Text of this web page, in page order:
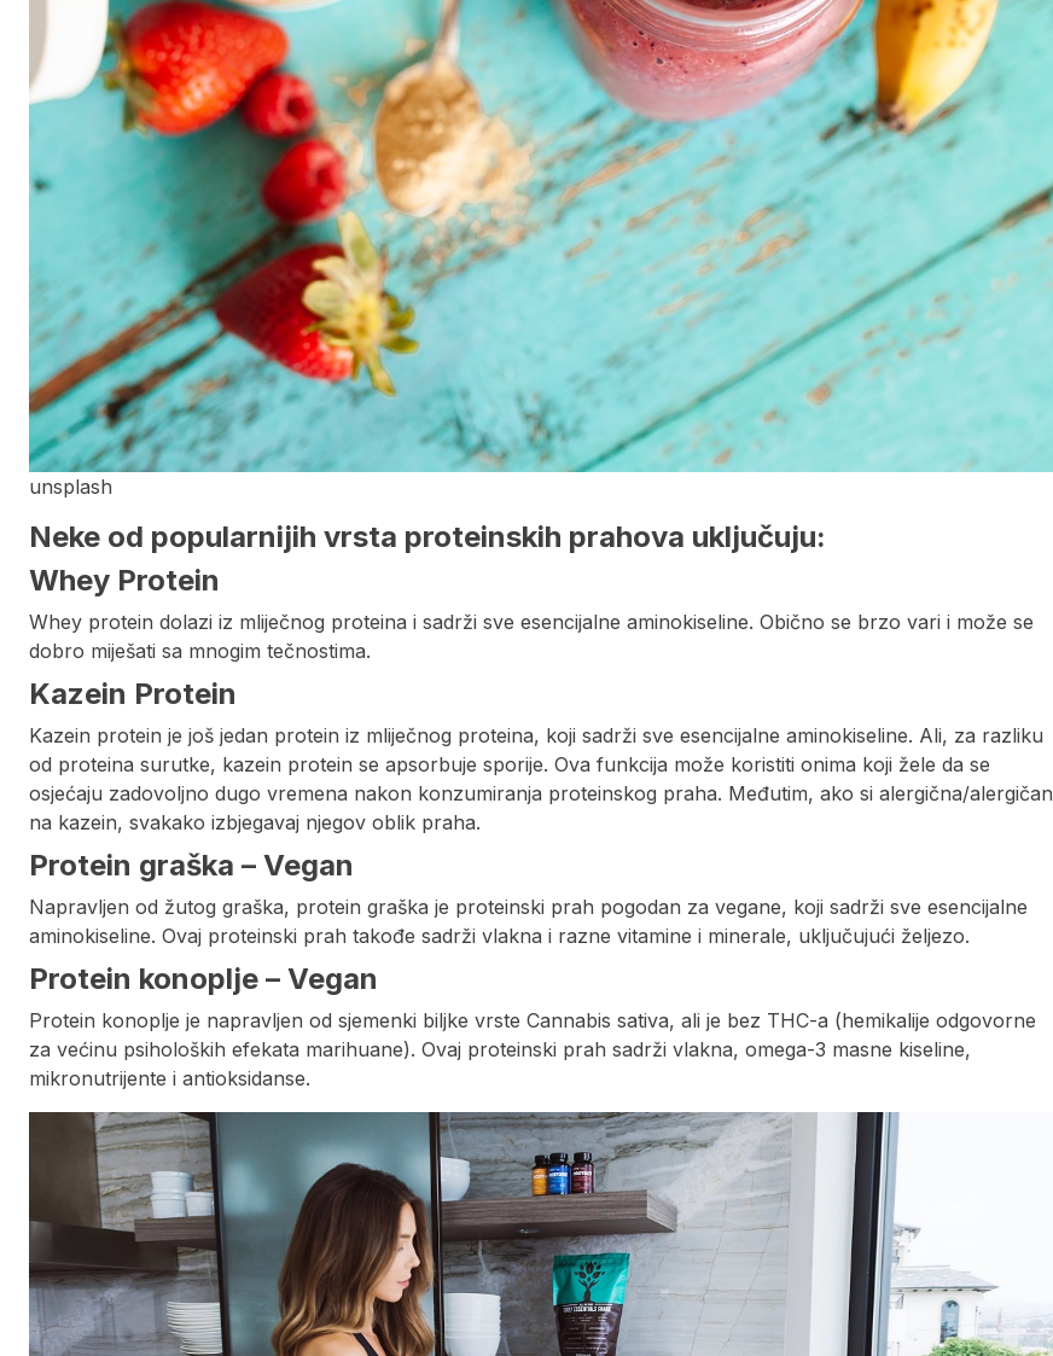
unsplash
Neke od popularnijih vrsta proteinskih prahova uključuju:
Whey Protein
Whey protein dolazi iz mliječnog proteina i sadrži sve esencijalne aminokiseline. Obično se brzo vari i može se
dobro miješati sa mnogim tečnostima.
Kazein Protein
Kazein protein je još jedan protein iz mliječnog proteina, koji sadrži sve esencijalne aminokiseline. Ali, za razliku
od proteina surutke, kazein protein se apsorbuje sporije. Ova funkcija može koristiti onima koji žele da se
osjećaju zadovoljno dugo vremena nakon konzumiranja proteinskog praha. Međutim, ako si alergična/alergičan
na kazein, svakako izbjegavaj njegov oblik praha.
Protein graška – Vegan
Napravljen od žutog graška, protein graška je proteinski prah pogodan za vegane, koji sadrži sve esencijalne
aminokiseline. Ovaj proteinski prah takođe sadrži vlakna i razne vitamine i minerale, uključujući željezo.
Protein konoplje – Vegan
Protein konoplje je napravljen od sjemenki biljke vrste Cannabis sativa, ali je bez THC-a (hemikalije odgovorne
za većinu psiholoških efekata marihuane). Ovaj proteinski prah sadrži vlakna, omega-3 masne kiseline,
mikronutrijente i antioksidanse.